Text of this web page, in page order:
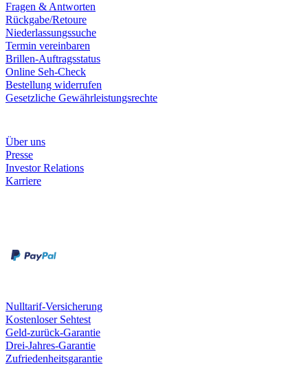
Fragen & Antworten
Rückgabe/Retoure
Niederlassungssuche
Termin vereinbaren
Brillen-Auftragsstatus
Online Seh-Check
Bestellung widerrufen
Gesetzliche Gewährleistungsrechte
Über uns
Presse
Investor Relations
Karriere
Nulltarif-Versicherung
Kostenloser Sehtest
Geld-zurück-Garantie
Drei-Jahres-Garantie
Zufriedenheitsgarantie